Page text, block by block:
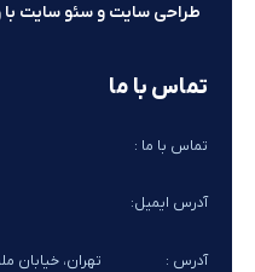
تماس با ما
تماس با ما :
آدرس ایمیل:
آدرس : تهران، خیابان
طراحی سایت و سئو سایت با